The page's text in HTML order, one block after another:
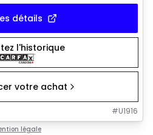
détails
l'historique
votre achat
#U1916
légale